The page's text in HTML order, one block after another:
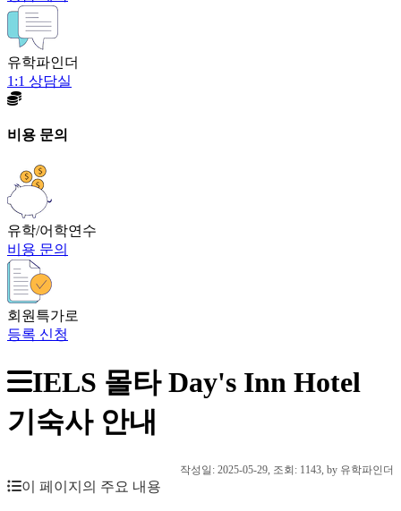
유학파인더
1:1 상담실
비용 문의
유학/어학연수
비용 문의
회원특가로
등록 신청
IELS 몰타 Day's Inn Hotel
기숙사 안내
작성일: 2025-05-29, 조회: 1143, by 유학파인더
이 페이지의 주요 내용